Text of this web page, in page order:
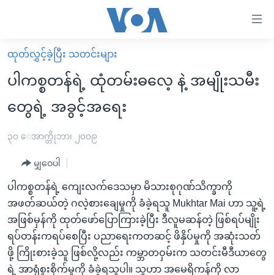
လွယ်ကူ
စေ
Link
များ
အကြောင်းအရာ
ကျော်
ကြည့်
ရန်
ပင်မ
မူလစာမျက်နှာ
မြန်မာ
ကမ္ဘာ့သတင်းများ
နိုင်ငံတကာ
အစ္စရေး-ပါလက်စတိုင်း
ရပ်ဝန်းတခု လမ်းတခု အလွန်
အင်္ဂလိပ်စာလေ့လာမယ်
အမေရိကန်သုံးအီဒီယံ
မကြေးမုံရဲ့ အင်္ဂလိပ်စာ
ရုပ်ရှင်ထဲက အင်္ဂလိပ်စာ
အပတ်စဉ်ကဏ္ဍများ
ရေဒီယို
တီဗွီ
ရေဒီယိုနှင့်ရုပ်သံ အချက်အလက်များ
ရေဒီယို/တီဗွီအစီအစဉ်
ထုတ်လွှင့်ခဲ့ပြီး သတင်းများ
ပါကစ္စတန်ရဲ့ ထုံတမ်းဓလေ့ နဲ့ အမျိုးသမီး
တွေရဲ့ အခွင့်အရေး
၃၀ ေအာက္တိုဘာ၊ ၂၀၀၉
မျှဝေပါ
ပါကစ္စတန်ရဲ့ ကျေးလက်ဒေသမှာ မိသားစုဂုဏ်သိက္ခာကို
အဖတ်ဆယ်တဲ့ ဂလဲ့စားချေမှုကို ခံခဲ့ရသူ Mukhtar Mai ဟာ သူ့ရဲ့
အဖြစ်မှန်ကို ထုတ်ဖော်ပြောကြားခဲ့ပြီး ဒီလူမဆန်တဲ့ ဖြစ်ရပ်မျိုး
ရပ်တန်းကရပ်စေပြီး ပညာရေးကတဆင့် ဖိနှိပ်မှုကို အဆုံးသတ်
ဖို့ ကြိုးစားခဲ့သူ ဖြစ်လို့လည်း ကမ္ဘာတဝှမ်းက သတင်းမီဒီယာတွေ
ရဲ့ အာရုံစူးစိုက်မှုကို ခံခဲ့ရသူပါ။ သူဟာ အမေရိကန်ကို လာ